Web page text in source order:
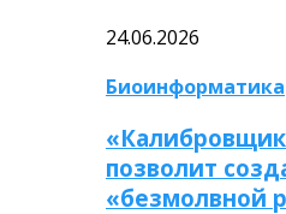
24.06.2026
Биоинформатика
позволит
«безмолвной